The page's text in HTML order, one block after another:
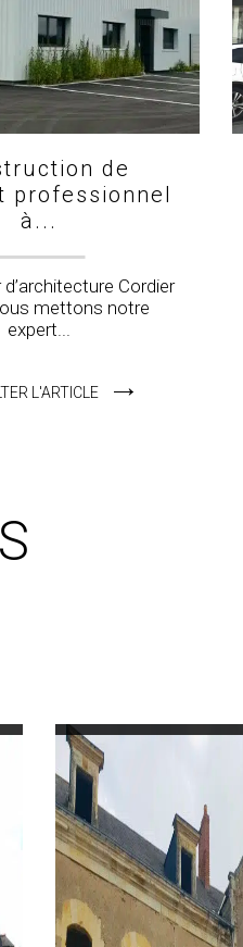
de
professionnel
à...
d’architecture Cordier
mettons notre
expert...
L'ARTICLE